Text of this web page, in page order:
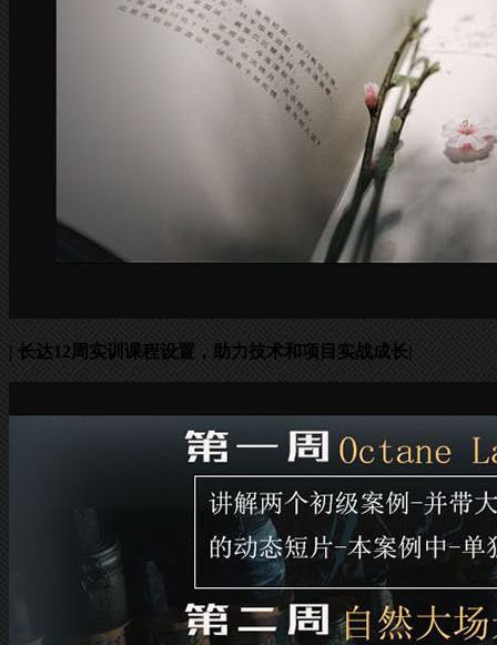
| 长达12周实训课程设置，助力技术和项目实战成长|